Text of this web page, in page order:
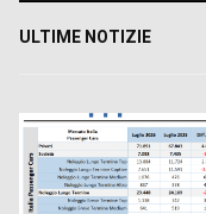
ULTIME NOTIZIE